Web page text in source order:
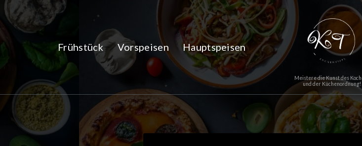
Zum
Inhalt
springen
Frühstück Vorspeisen Hauptspeisen
Meistere die Kunst des
und der Küchenordnung!